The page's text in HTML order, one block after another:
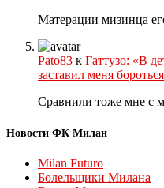
Матерации мизинца
Pato83 к Гаттузо: «В
заставил меня
Сравнили тоже мне с
Новости ФК Милан
Milan Futuro
Болельщики Милана